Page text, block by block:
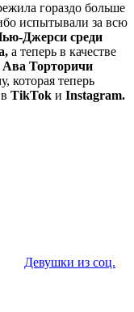
гораздо больше
испытывали за всю
Джерси среди
а теперь в качестве
Ава Торторичи
которая теперь
TikTok и Instagram.
Девушки из соц.